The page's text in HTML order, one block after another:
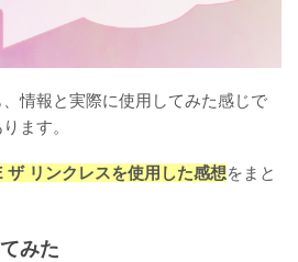
情報と実際に使用してみた感じで
ます。
ザ リンクレスを使用した感想をまと
みた